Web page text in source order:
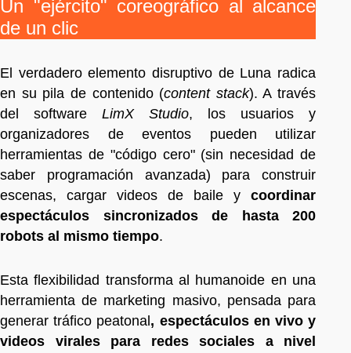
Un "ejército" coreográfico al alcance
de un clic
El verdadero elemento disruptivo de Luna radica
en su pila de contenido (content stack). A través
del software LimX Studio, los usuarios y
organizadores de eventos pueden utilizar
herramientas de "código cero" (sin necesidad de
saber programación avanzada) para construir
escenas, cargar videos de baile y coordinar
espectáculos sincronizados de hasta 200
robots al mismo tiempo.
Esta flexibilidad transforma al humanoide en una
herramienta de marketing masivo, pensada para
generar tráfico peatonal, espectáculos en vivo y
videos virales para redes sociales a nivel